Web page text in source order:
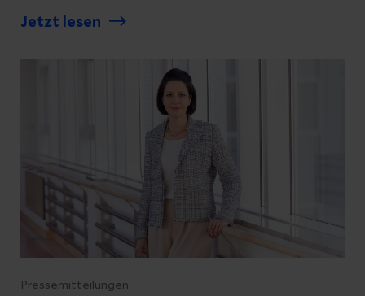
seiner Werke, die Patientinnen, Besucherinnen
Wochen begleiten.
Jetzt lesen
Pressemitteilungen